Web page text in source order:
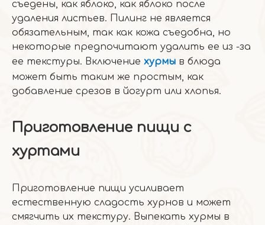
съедены, как яблоко, как яблоко после
удаления листьев. Пилинг не является
обязательным, так как кожа съедобна, но
некоторые предпочитают удалить ее из -за
ее текстуры. Включение хурмы в блюда
может быть таким же простым, как
добавление срезов в йогурт или хлопья.
Приготовление пищи с
хуртами
Приготовление пищи усиливает
естественную сладость хурнов и может
смягчить их текстуру. Выпекать хурмы в